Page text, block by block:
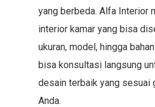
yang berbeda. Alfa Interior
interior kamar yang bisa
ukuran, model, hingga
bisa konsultasi langsung
desain terbaik yang sesuai
Anda.